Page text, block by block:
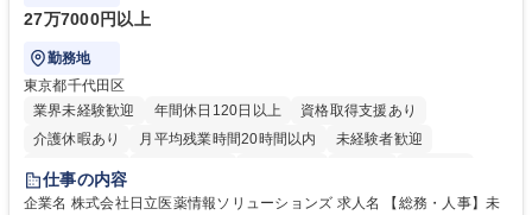
27万7000円以上
勤務地
東京都千代田区
業界未経験歓迎
年間休日120日以上
資格取得支援あり
介護休暇あり
月平均残業時間20時間以内
未経験者歓迎
住宅手当あり
育休あり
完全週休2日制 交通費支給 土日祝休み 寮・社宅あり
仕事の内容
企業名 株式会社日立医薬情報ソリューションズ 求人名 【総務・人事】未